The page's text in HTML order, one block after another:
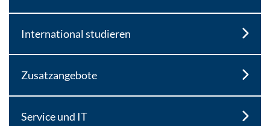
International studieren
Zusatzangebote
Service und IT